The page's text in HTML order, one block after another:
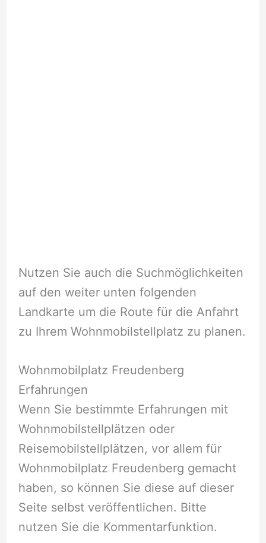
Nutzen Sie auch die Suchmöglichkeiten
auf den weiter unten folgenden
Landkarte um die Route für die Anfahrt
zu Ihrem Wohnmobilstellplatz zu planen.
Wohnmobilplatz Freudenberg
Erfahrungen
Wenn Sie bestimmte Erfahrungen mit
Wohnmobilstellplätzen oder
Reisemobilstellplätzen, vor allem für
Wohnmobilplatz Freudenberg gemacht
haben, so können Sie diese auf dieser
Seite selbst veröffentlichen. Bitte
nutzen Sie die Kommentarfunktion.